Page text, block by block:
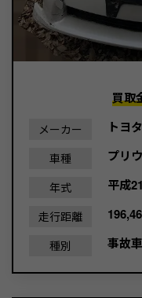
買取
メーカー トヨタ
車種 プリ
年式 平成
走行距離
種別 事故車